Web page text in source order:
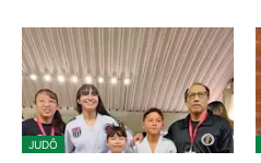
JUDÔ